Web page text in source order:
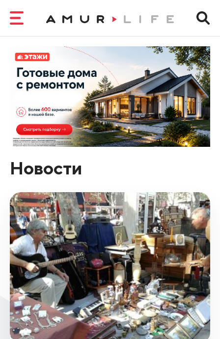
Новости